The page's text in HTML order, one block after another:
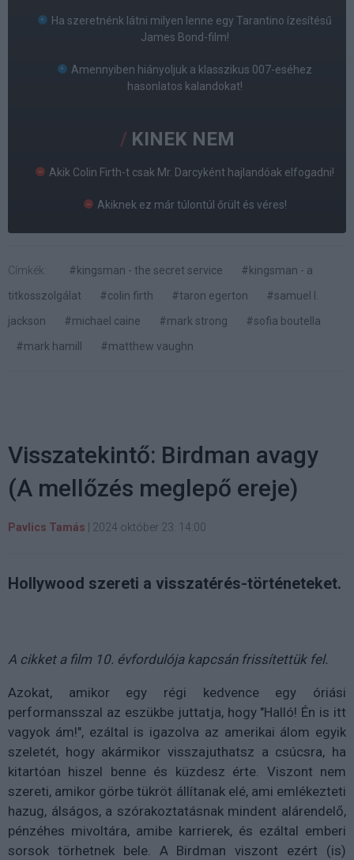
Ha szeretnénk látni milyen lenne egy Tarantino ízesítésű
James Bond-film!
Amennyiben hiányoljuk a klasszikus 007-eséhez
hasonlatos kalandokat!
KINEK NEM
Akik Colin Firth-t csak Mr. Darcyként hajlandóak elfogadni!
Akiknek ez már túlontúl őrült és véres!
Címkék: #kingsman - the secret service
#kingsman - a
titkosszolgálat
#colin firth #taron egerton
#samuel l.
jackson
#michael caine #mark strong
#sofia boutella
#mark hamill
#matthew vaughn
Visszatekintő: Birdman avagy
(A mellőzés meglepő ereje)
Pavlics Tamás 2024 október 23. 14:00
Hollywood szereti a visszatérés-történeteket.
A cikket a film 10. évfordulója kapcsán frissítettük fel.
Azokat, amikor egy régi kedvence egy óriási
performansszal az eszükbe juttatja, hogy "Halló! Én is itt
vagyok ám!", ezáltal is igazolva az amerikai álom egyik
szeletét, hogy akármikor visszajuthatsz a csúcsra, ha
kitartóan hiszel benne és küzdesz érte. Viszont nem
szereti, amikor görbe tükröt állítanak elé, ami emlékezteti
hazug, álságos, a szórakoztatásnak mindent alárendelő,
pénzéhes mivoltára, amibe karrierek, és ezáltal emberi
sorsok törhetnek bele. A Birdman viszont ezért (is)